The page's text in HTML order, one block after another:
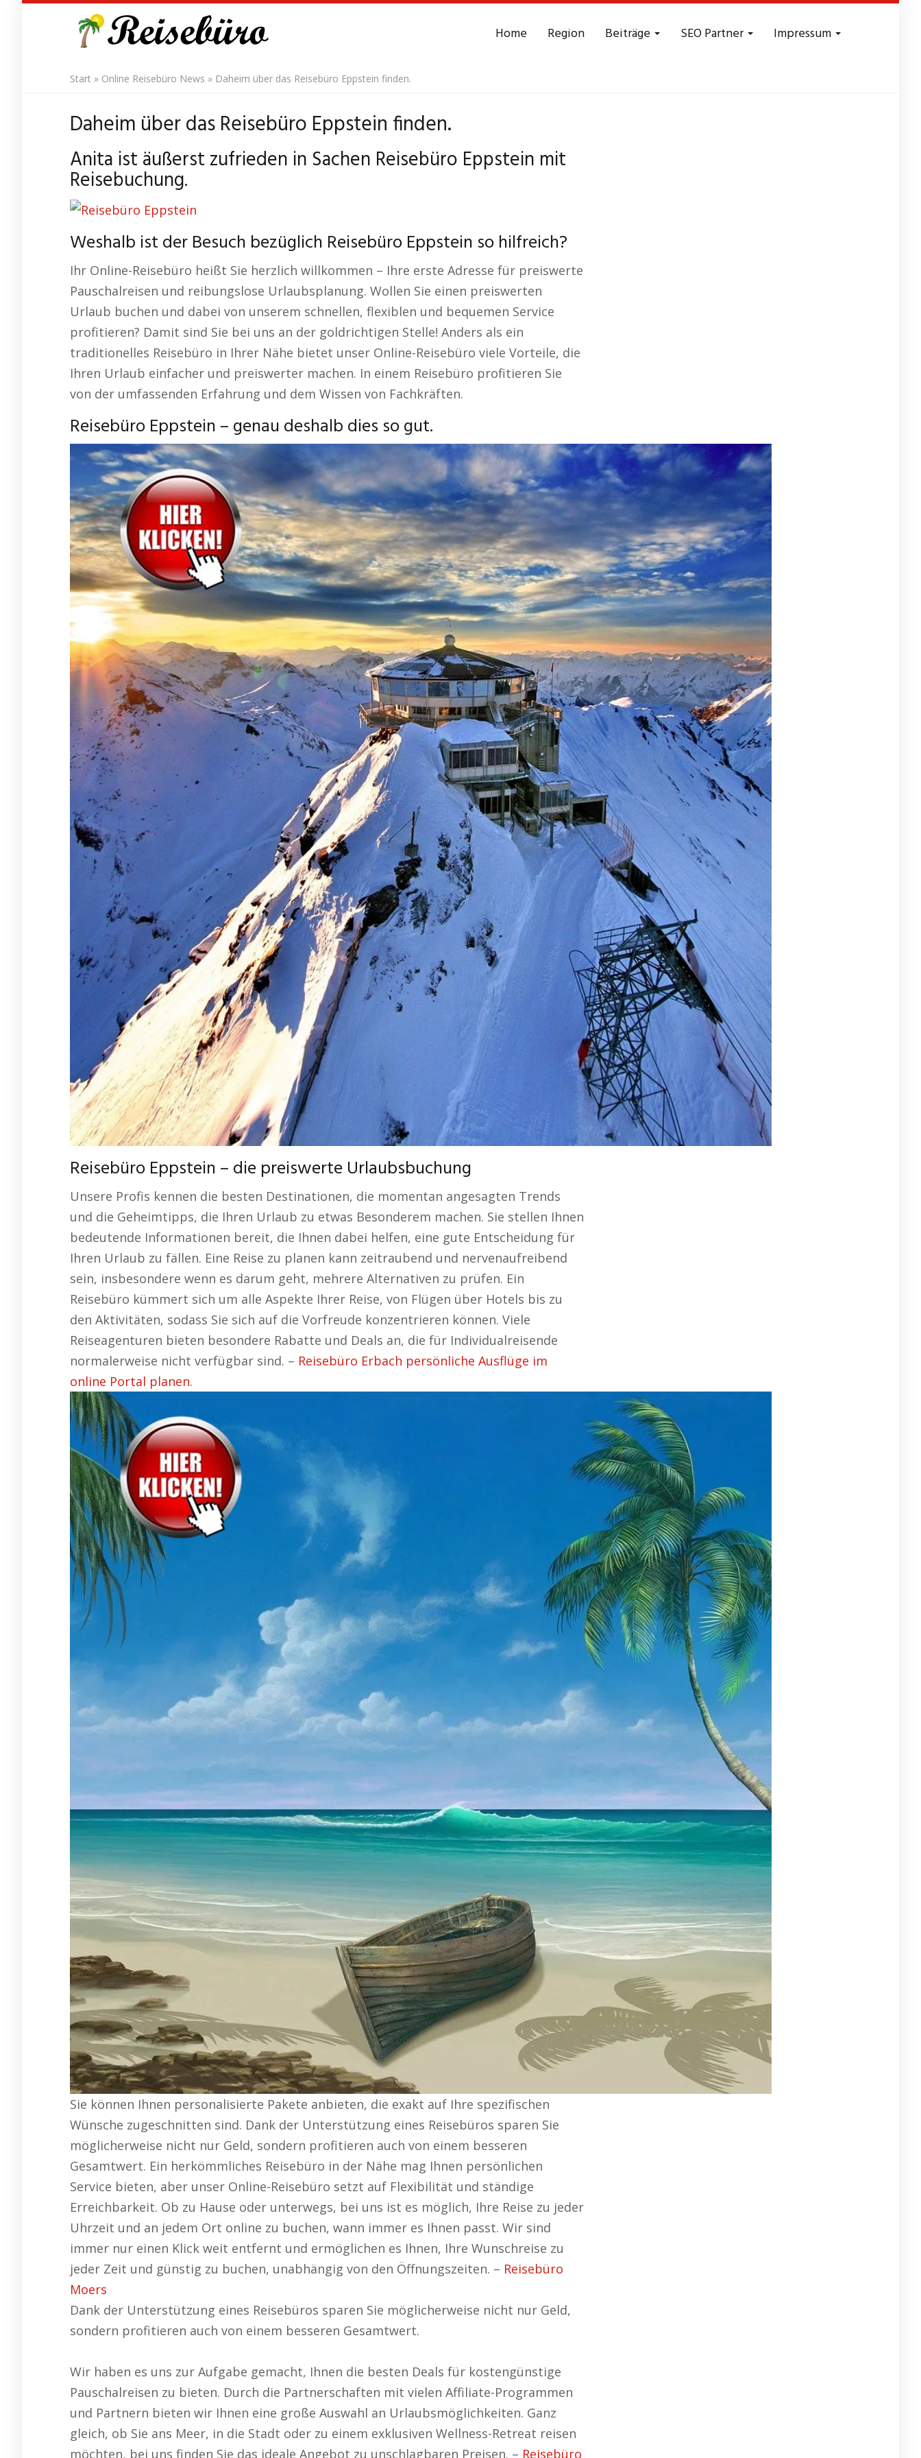
Home Region Beiträge SEO Partner Impressum
Start » Online Reisebüro News » Daheim über das Reisebüro Eppstein finden.
Daheim über das Reisebüro Eppstein finden.
Anita ist äußerst zufrieden in Sachen Reisebüro Eppstein mit
Reisebuchung.
Weshalb ist der Besuch bezüglich Reisebüro Eppstein so hilfreich?
Ihr Online-Reisebüro heißt Sie herzlich willkommen – Ihre erste Adresse für preiswerte
Pauschalreisen und reibungslose Urlaubsplanung. Wollen Sie einen preiswerten
Urlaub buchen und dabei von unserem schnellen, flexiblen und bequemen Service
profitieren? Damit sind Sie bei uns an der goldrichtigen Stelle! Anders als ein
traditionelles Reisebüro in Ihrer Nähe bietet unser Online-Reisebüro viele Vorteile, die
Ihren Urlaub einfacher und preiswerter machen. In einem Reisebüro profitieren Sie
von der umfassenden Erfahrung und dem Wissen von Fachkräften.
Reisebüro Eppstein – genau deshalb dies so gut.
Reisebüro Eppstein – die preiswerte Urlaubsbuchung
Unsere Profis kennen die besten Destinationen, die momentan angesagten Trends
und die Geheimtipps, die Ihren Urlaub zu etwas Besonderem machen. Sie stellen Ihnen
bedeutende Informationen bereit, die Ihnen dabei helfen, eine gute Entscheidung für
Ihren Urlaub zu fällen. Eine Reise zu planen kann zeitraubend und nervenaufreibend
sein, insbesondere wenn es darum geht, mehrere Alternativen zu prüfen. Ein
Reisebüro kümmert sich um alle Aspekte Ihrer Reise, von Flügen über Hotels bis zu
den Aktivitäten, sodass Sie sich auf die Vorfreude konzentrieren können. Viele
Reiseagenturen bieten besondere Rabatte und Deals an, die für Individualreisende
normalerweise nicht verfügbar sind. – Reisebüro Erbach persönliche Ausflüge im
online Portal planen.
Sie können Ihnen personalisierte Pakete anbieten, die exakt auf Ihre spezifischen
Wünsche zugeschnitten sind. Dank der Unterstützung eines Reisebüros sparen Sie
möglicherweise nicht nur Geld, sondern profitieren auch von einem besseren
Gesamtwert. Ein herkömmliches Reisebüro in der Nähe mag Ihnen persönlichen
Service bieten, aber unser Online-Reisebüro setzt auf Flexibilität und ständige
Erreichbarkeit. Ob zu Hause oder unterwegs, bei uns ist es möglich, Ihre Reise zu jeder
Uhrzeit und an jedem Ort online zu buchen, wann immer es Ihnen passt. Wir sind
immer nur einen Klick weit entfernt und ermöglichen es Ihnen, Ihre Wunschreise zu
jeder Zeit und günstig zu buchen, unabhängig von den Öffnungszeiten. – Reisebüro
Moers
Dank der Unterstützung eines Reisebüros sparen Sie möglicherweise nicht nur Geld,
sondern profitieren auch von einem besseren Gesamtwert.
Wir haben es uns zur Aufgabe gemacht, Ihnen die besten Deals für kostengünstige
Pauschalreisen zu bieten. Durch die Partnerschaften mit vielen Affiliate-Programmen
und Partnern bieten wir Ihnen eine große Auswahl an Urlaubsmöglichkeiten. Ganz
gleich, ob Sie ans Meer, in die Stadt oder zu einem exklusiven Wellness-Retreat reisen
möchten, bei uns finden Sie das ideale Angebot zu unschlagbaren Preisen. – Reisebüro